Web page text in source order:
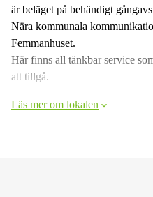
är beläget på behändigt
Nära kommunala
Femmanhuset.
Här finns all tänkbar service
att tillgå.
Läs mer om lokalen